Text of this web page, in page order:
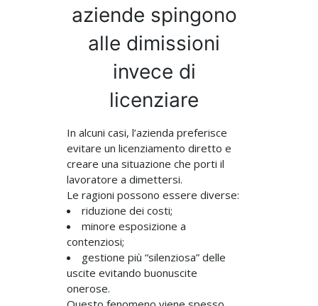
aziende spingono
alle dimissioni
invece di
licenziare
In alcuni casi, l’azienda preferisce
evitare un licenziamento diretto e
creare una situazione che porti il
lavoratore a dimettersi.
Le ragioni possono essere diverse:
riduzione dei costi;
minore esposizione a
contenziosi;
gestione più “silenziosa” delle
uscite evitando buonuscite
onerose.